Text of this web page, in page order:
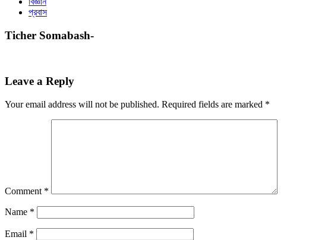
প্রবাস
Ticher Somabash-
Leave a Reply
Your email address will not be published. Required fields are marked *
Comment *
Name *
Email *